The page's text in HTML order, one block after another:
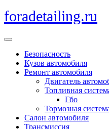
Перейти
к
foradetailing.ru
Кнопка
ОткрытьБезопасность
Кузов автомобиля
Ремонт автомобиля
Двигатель
Топливная
Гбо
Тормозная
Салон автомобиля
Трансмиссия